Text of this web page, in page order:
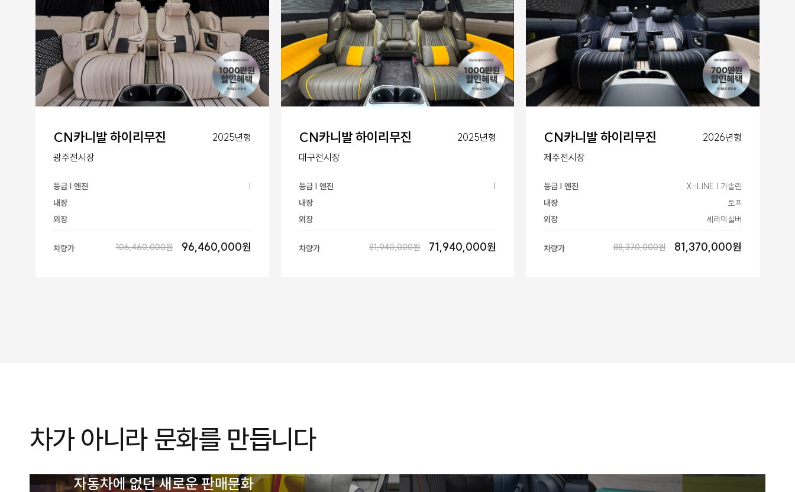
CN카니발 하이리무진
2025년형
광주전시장
등급 | 엔진
|
내장
외장
차량가 106,460,000원 96,460,000원
CN카니발 하이리무진
2025년형
대구전시장
등급 | 엔진
|
내장
외장
차량가 81,940,000원 71,940,000원
CN카니발 하이리무진
2026년형
제주전시장
등급 | 엔진
X-LINE | 가솔린
내장
토프
외장
세라믹실버
차량가 88,370,000원 81,370,000원
차가 아니라 문화를 만듭니다
자동차에 없던 새로운 판매문화